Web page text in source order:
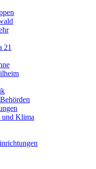
21
und Klima